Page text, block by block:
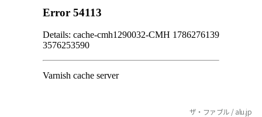
ザ・ファブル / alu.jp